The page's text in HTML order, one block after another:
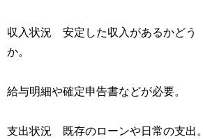
収入状況 安定した収入があるかどう
か。
給与明細や確定申告書などが必要。
支出状況 既存のローンや日常の支出。